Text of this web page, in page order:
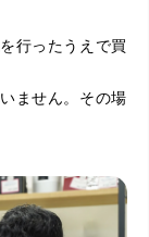
て的確にア
囲気もやらし
いた敷居の
。
行ったうえで買
ません。その場